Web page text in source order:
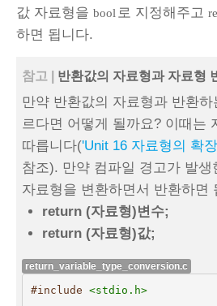
값 자료형을 bool로 지정해주고
하면 됩니다.
참고 | 반환값의 자료형과 자료형
만약 반환값의 자료형과 반환
르다면 어떻게 될까요? 이때는
따릅니다('Unit 16 자료형의 확
참조). 만약 컴파일 경고가 발생
자료형을 변환하면서 반환하면
return (자료형)변수;
return (자료형)값;
return_variable_type_conversion.c
#include <stdio.h>